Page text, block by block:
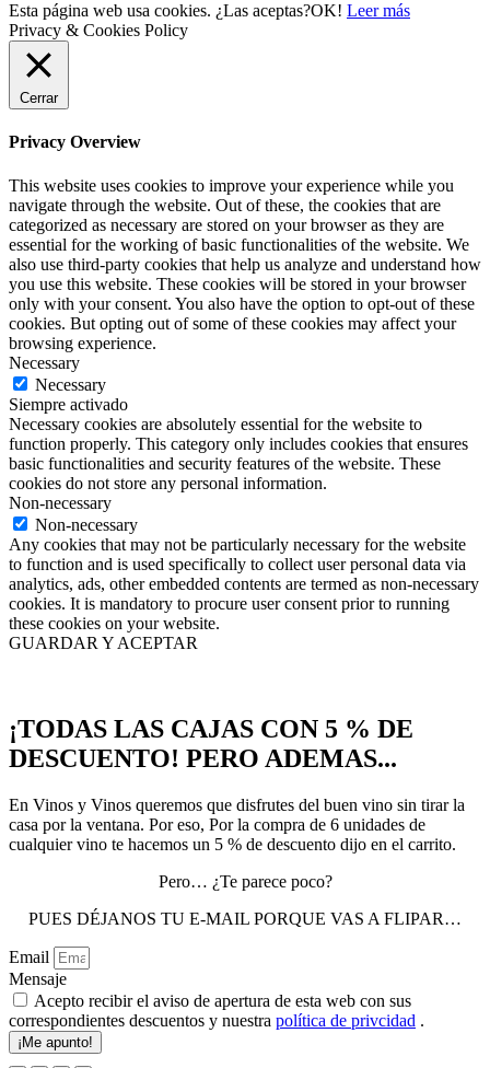
Esta página web usa cookies. ¿Las aceptas?OK! Leer más
Privacy & Cookies Policy
Cerrar
Privacy Overview
This website uses cookies to improve your experience while you
navigate through the website. Out of these, the cookies that are
categorized as necessary are stored on your browser as they are
essential for the working of basic functionalities of the website. We
also use third-party cookies that help us analyze and understand how
you use this website. These cookies will be stored in your browser
only with your consent. You also have the option to opt-out of these
cookies. But opting out of some of these cookies may affect your
browsing experience.
Necessary
Necessary
Siempre activado
Necessary cookies are absolutely essential for the website to
function properly. This category only includes cookies that ensures
basic functionalities and security features of the website. These
cookies do not store any personal information.
Non-necessary
Non-necessary
Any cookies that may not be particularly necessary for the website
to function and is used specifically to collect user personal data via
analytics, ads, other embedded contents are termed as non-necessary
cookies. It is mandatory to procure user consent prior to running
these cookies on your website.
GUARDAR Y ACEPTAR
¡TODAS LAS CAJAS CON 5 % DE
DESCUENTO! PERO ADEMAS...
En Vinos y Vinos queremos que disfrutes del buen vino sin tirar la
casa por la ventana. Por eso, Por la compra de 6 unidades de
cualquier vino te hacemos un 5 % de descuento dijo en el carrito.
Pero… ¿Te parece poco?
PUES DÉJANOS TU E-MAIL PORQUE VAS A FLIPAR…
Email
Mensaje
Acepto recibir el aviso de apertura de esta web con sus
correspondientes descuentos y nuestra política de privcidad .
¡Me apunto!